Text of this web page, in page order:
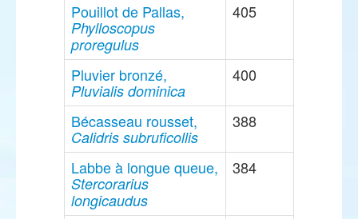
Pouillot de Pallas,
Phylloscopus
proregulus
405
Pluvier bronzé,
Pluvialis dominica
400
Bécasseau rousset,
Calidris subruficollis
388
Labbe à longue queue,
Stercorarius
longicaudus
384